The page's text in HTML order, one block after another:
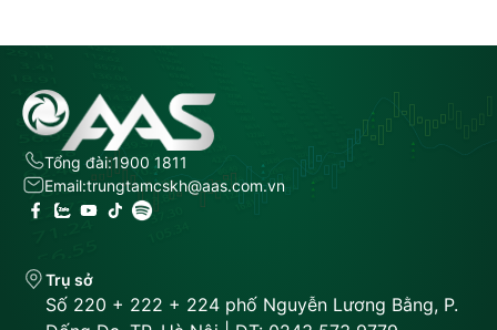
Tổng đài:1900 1811
Email:trungtamcskh@aas.com.vn
Trụ sở
Số 220 + 222 + 224 phố Nguyễn Lương Bằng, P.